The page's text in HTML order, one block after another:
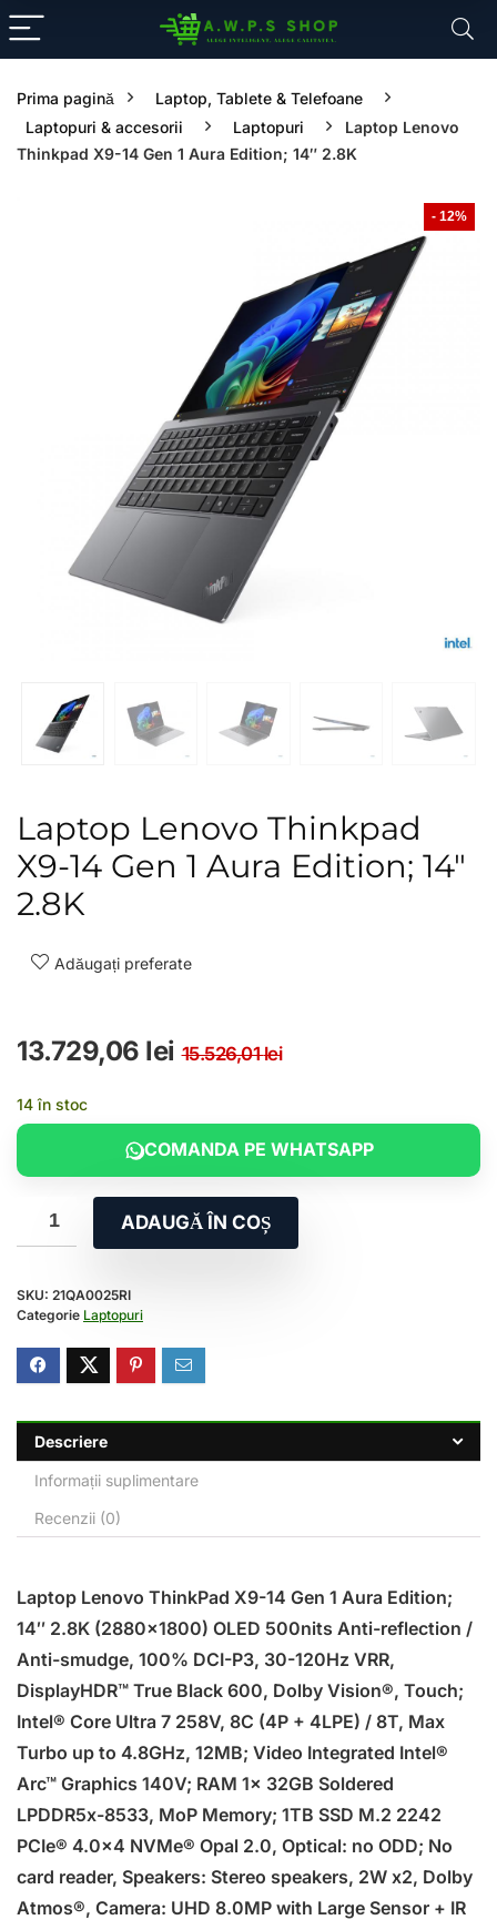
Prima pagină
Laptop, Tablete & Telefoane
Laptopuri & accesorii
Laptopuri
Laptop Lenovo
Thinkpad X9-14 Gen 1 Aura Edition; 14″ 2.8K
- 12%
Laptop Lenovo Thinkpad
X9-14 Gen 1 Aura Edition; 14″
2.8K
Adăugați preferate
15.526,01leiPrețul inițial a
13.729,06 lei Prețul curent
14 în stoc
COMANDA PE WHATSAPP
ADAUGĂ ÎN COȘ
SKU: 21QA0025RI
Categorie Laptopuri
Descriere
Informații suplimentare
Recenzii (0)
Laptop Lenovo ThinkPad X9-14 Gen 1 Aura Edition;
14″ 2.8K (2880×1800) OLED 500nits Anti-reflection /
Anti-smudge, 100% DCI-P3, 30-120Hz VRR,
DisplayHDR™ True Black 600, Dolby Vision®, Touch;
Intel® Core Ultra 7 258V, 8C (4P + 4LPE) / 8T, Max
Turbo up to 4.8GHz, 12MB; Video Integrated Intel®
Arc™ Graphics 140V; RAM 1x 32GB Soldered
LPDDR5x-8533, MoP Memory; 1TB SSD M.2 2242
PCIe® 4.0×4 NVMe® Opal 2.0, Optical: no ODD; No
card reader, Speakers: Stereo speakers, 2W x2, Dolby
Atmos®, Camera: UHD 8.0MP with Large Sensor + IR